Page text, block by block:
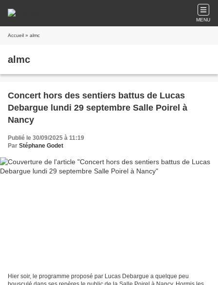
MENU
Accueil » almc
almc
Concert hors des sentiers battus de Lucas
Debargue lundi 29 septembre Salle Poirel à
Nancy
Publié le 30/09/2025 à 11:19
Par Stéphane Godet
Hier soir, le programme proposé par Lucas Debargue a quelque peu